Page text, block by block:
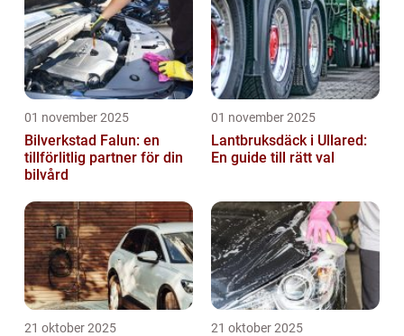
01 november 2025
Bilverkstad Falun: en
tillförlitlig partner för din
bilvård
01 november 2025
Lantbruksdäck i Ullared:
En guide till rätt val
21 oktober 2025 21 oktober 2025